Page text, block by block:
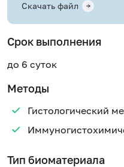
Скачать файл
Срок выполнения
до 6 суток
Методы
Гистологический
Тип биоматериала